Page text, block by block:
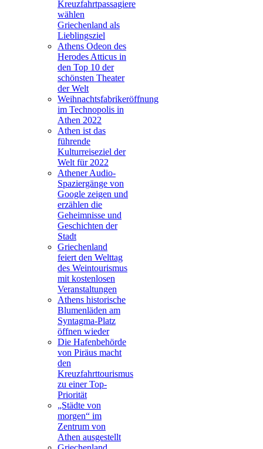
Kreuzfahrtpassagiere
wählen
Griechenland als
Lieblingsziel
Athens Odeon des
Herodes Atticus in
den Top 10 der
schönsten Theater
der Welt
Weihnachtsfabrikeröffnung
im Technopolis in
Athen 2022
Athen ist das
führende
Kulturreiseziel der
Welt für 2022
Athener Audio-
Spaziergänge von
Google zeigen und
erzählen die
Geheimnisse und
Geschichten der
Stadt
Griechenland
feiert den Welttag
des Weintourismus
mit kostenlosen
Veranstaltungen
Athens historische
Blumenläden am
Syntagma-Platz
öffnen wieder
Die Hafenbehörde
von Piräus macht
den
Kreuzfahrttourismus
zu einer Top-
Priorität
„Städte von
morgen“ im
Zentrum von
Athen ausgestellt